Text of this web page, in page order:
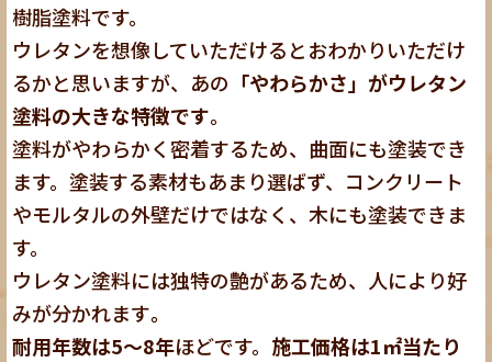
樹脂塗料です。
ウレタンを想像していただけるとおわかりいただけ
るかと思いますが、あの 「やわらかさ」がウレタン
塗料の大きな特徴です。
塗料がやわらかく密着するため、曲面にも塗装でき
ます。塗装する素材もあまり選ばず、コンクリート
やモルタルの外壁だけではなく、木にも塗装できま
す。
ウレタン塗料には独特の艶があるため、人により好
みが分かれます。
耐用年数は5～8年ほどです。 施工価格は1㎡当たり